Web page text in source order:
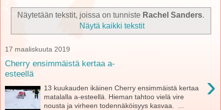
Näytetään tekstit, joissa on tunniste Rachel Sanders.
Näytä kaikki tekstit
17 maaliskuuta 2019
Cherry ensimmäistä kertaa a-
esteellä
›
13 kuukauden ikäinen Cherry ensimmäistä kertaa
matalalla a-esteellä. Hieman tahtoo vielä vire
nousta ja virheen todennäköisyys kasvaa. ...